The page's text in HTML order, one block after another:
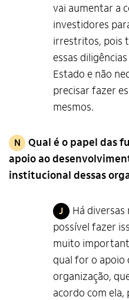
vai aumentar a
investidores
irrestritos, pois
essas
Estado e não
precisar fazer
mesmos.
N
Qual é o papel das
apoio ao
institucional dessas
J
Há diversas
possível fazer
muito
qual for o apoio
organização,
acordo com